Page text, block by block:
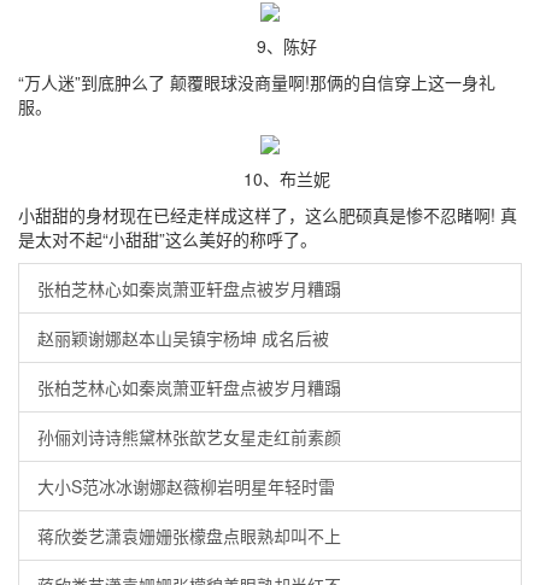
9、陈好
“万人迷”到底肿么了 颠覆眼球没商量啊!那俩的自信穿上这一身礼
服。
10、布兰妮
小甜甜的身材现在已经走样成这样了，这么肥硕真是惨不忍睹啊! 真
是太对不起“小甜甜”这么美好的称呼了。
张柏芝林心如秦岚萧亚轩盘点被岁月糟蹋
赵丽颖谢娜赵本山吴镇宇杨坤 成名后被
张柏芝林心如秦岚萧亚轩盘点被岁月糟蹋
孙俪刘诗诗熊黛林张歆艺女星走红前素颜
大小S范冰冰谢娜赵薇柳岩明星年轻时雷
蒋欣娄艺潇袁姗姗张檬盘点眼熟却叫不上